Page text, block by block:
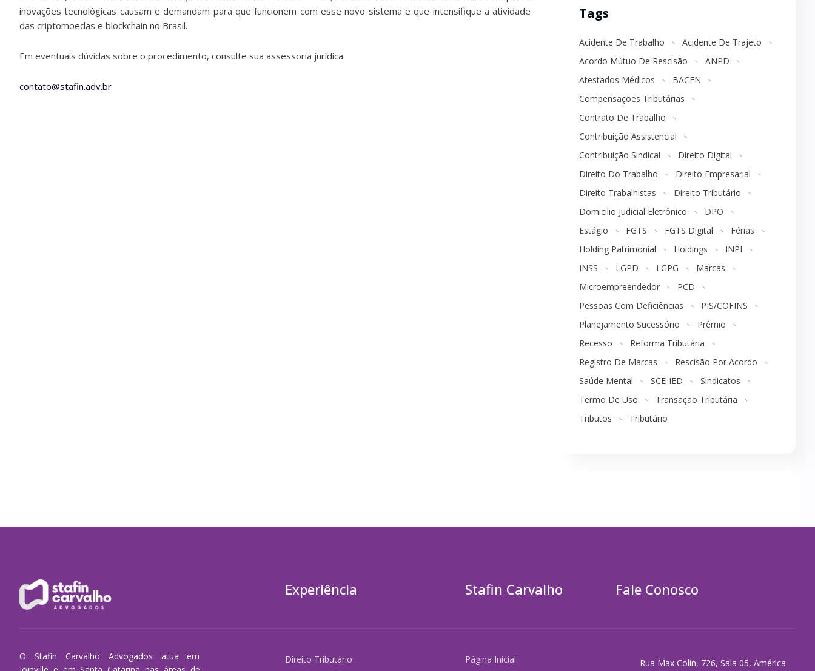
inovações tecnológicas causam e demandam para que funcionem com esse novo sistema e que intensifique a atividade
das criptomoedas e blockchain no Brasil.
Em eventuais dúvidas sobre o procedimento, consulte sua assessoria jurídica.
contato@stafin.adv.br
Tags
Acidente De Trabalho
Acidente De Trajeto
Acordo Mútuo De Rescisão
ANPD
Atestados Médicos
BACEN
Compensações Tributárias
Contrato De Trabalho
Contribuição Assistencial
Contribuição Sindical
Direito Digital
Direito Do Trabalho
Direito Empresarial
Direito Trabalhistas
Direito Tributário
Domicilio Judicial Eletrônico
DPO
Estágio
FGTS FGTS Digital
Férias
Holding Patrimonial
Holdings
INPI
INSS
LGPD LGPG
Marcas
Microempreendedor
PCD
Pessoas Com Deficiências
PIS/COFINS
Planejamento Sucessório
Prêmio
Recesso
Reforma Tributária
Registro De Marcas
Rescisão Por Acordo
Saúde Mental
SCE-IED
Sindicatos
Termo De Uso
Transação Tributária
Tributos
Tributário
O Stafin Carvalho Advogados atua em
Experiência
Direito Tributário
Stafin Carvalho
Página Inicial
Fale Conosco
Rua Max Colin, 726, Sala 05, América